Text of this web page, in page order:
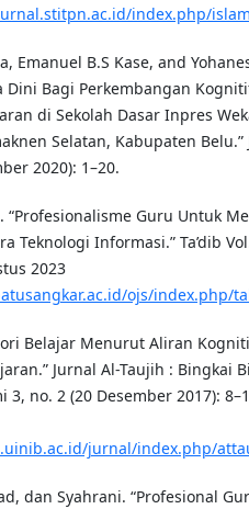
index.php/
Emanuel B.S Kase, and
Dini Bagi Perkembangan
di Sekolah Dasar Inpres
Selatan, Kabupaten
2020): 1–20.
“Profesionalisme Guru Untuk
Teknologi Informasi.” Ta’dib
2023
ojs/index.php/
Belajar Menurut Aliran
Jurnal Al-Taujih : Bingkai
3, no. 2 (20 Desember 2017):
jurnal/index.php/
dan Syahrani. “Profesional